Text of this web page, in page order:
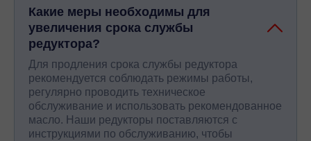
Какие меры необходимы для
увеличения срока службы
редуктора?
Для продления срока службы редуктора
рекомендуется соблюдать режимы работы,
регулярно проводить техническое
обслуживание и использовать рекомендованное
масло. Наши редукторы поставляются с
инструкциями по обслуживанию, чтобы